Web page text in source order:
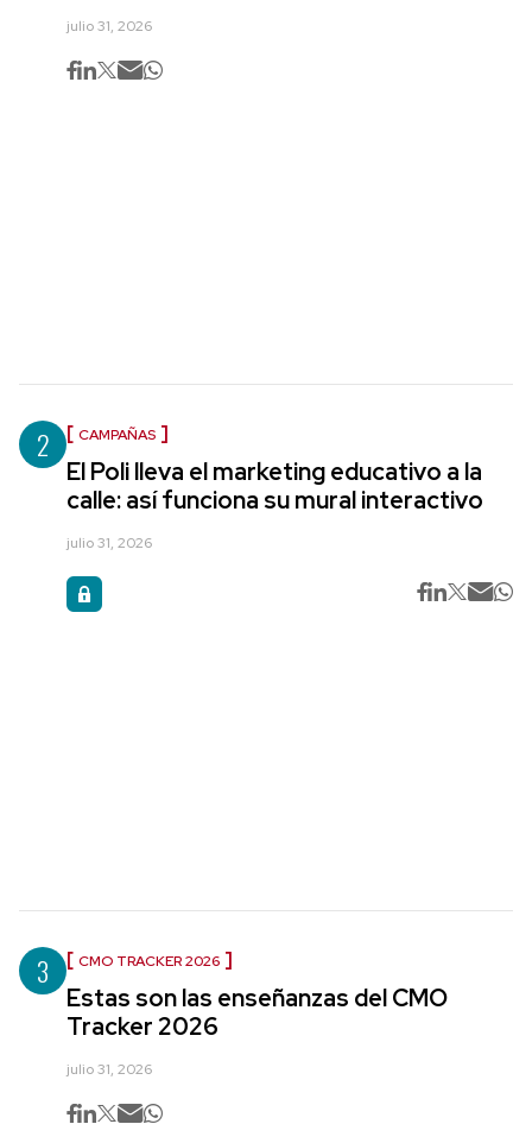
julio 31, 2026
2 CAMPAÑAS
El Poli lleva el marketing educativo a la
calle: así funciona su mural interactivo
julio 31, 2026
3 CMO TRACKER 2026
Estas son las enseñanzas del CMO
Tracker 2026
julio 31, 2026